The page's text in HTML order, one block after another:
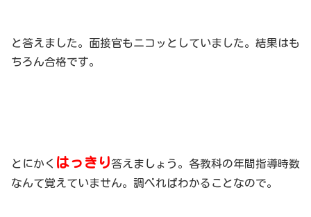
と答えました。面接官もニコッとしていました。結果はも
ちろん合格です。
とにかく はっきり答えましょう。各教科の年間指導時数
なんて覚えていません。調べればわかることなので。